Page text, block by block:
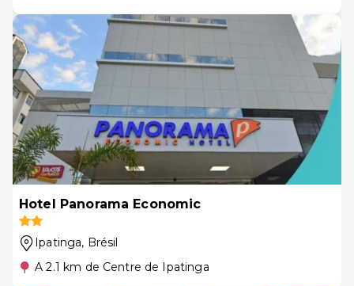
Hotel Panorama Economic
Ipatinga, Brésil
A 2.1 km de Centre de Ipatinga